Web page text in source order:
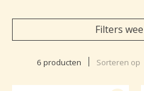
Filters
6 producten Sorteren op